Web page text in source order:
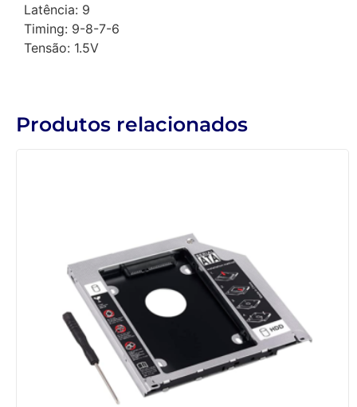
Latência: 9
Timing: 9-8-7-6
Tensão: 1.5V
Produtos relacionados